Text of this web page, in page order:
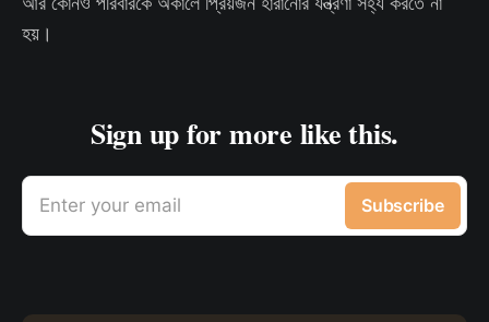
হয়।
Sign up for more like this.
Enter your email Subscribe